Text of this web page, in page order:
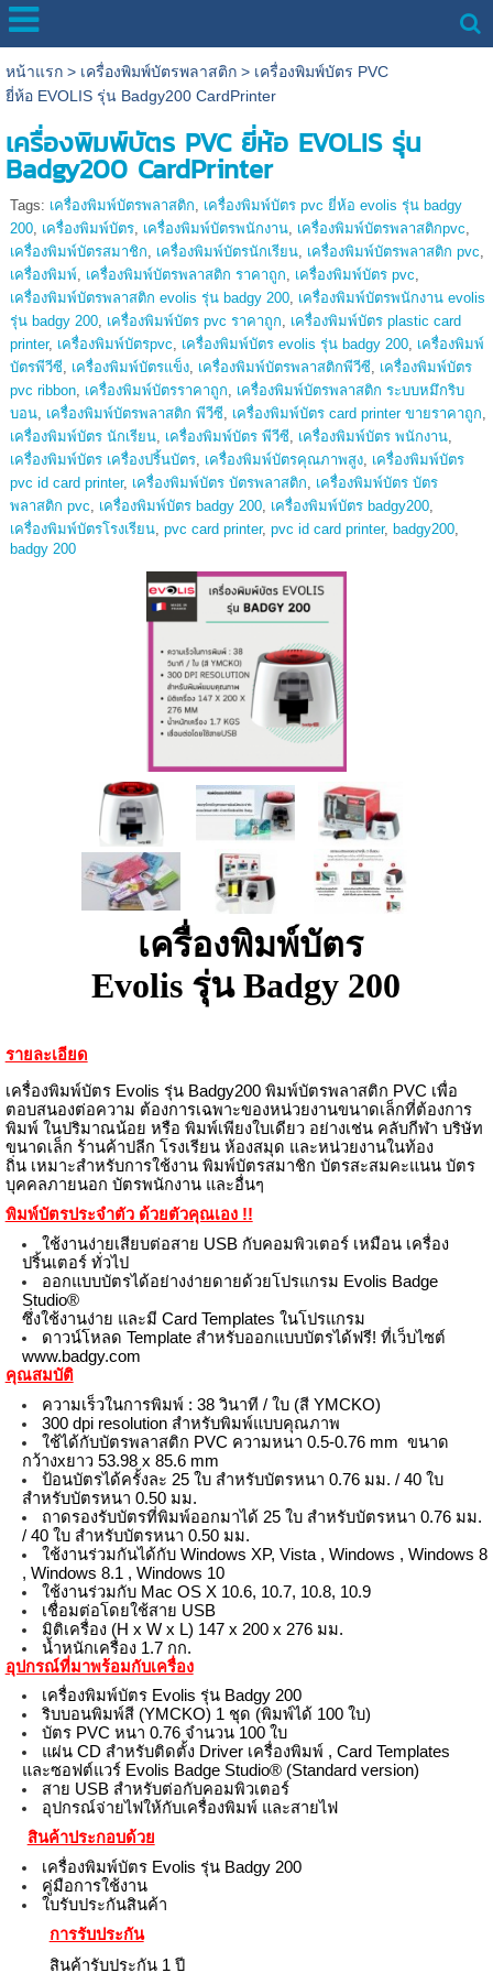
หน้าแรก> เครื่องพิมพ์บัตรพลาสติก> เครื่องพิมพ์บัตร PVC
ยี่ห้อ EVOLIS รุ่น Badgy200 CardPrinter
เครื่องพิมพ์บัตร PVC ยี่ห้อ EVOLIS รุ่น
Badgy200 CardPrinter
Tags: เครื่องพิมพ์บัตรพลาสติก, เครื่องพิมพ์บัตร pvc ยี่ห้อ evolis รุ่น badgy
200, เครื่องพิมพ์บัตร, เครื่องพิมพ์บัตรพนักงาน, เครื่องพิมพ์บัตรพลาสติกpvc,
เครื่องพิมพ์บัตรสมาชิก, เครื่องพิมพ์บัตรนักเรียน, เครื่องพิมพ์บัตรพลาสติก pvc,
เครื่องพิมพ์, เครื่องพิมพ์บัตรพลาสติก ราคาถูก, เครื่องพิมพ์บัตร pvc,
เครื่องพิมพ์บัตรพลาสติก evolis รุ่น badgy 200, เครื่องพิมพ์บัตรพนักงาน evolis
รุ่น badgy 200, เครื่องพิมพ์บัตร pvc ราคาถูก, เครื่องพิมพ์บัตร plastic card
printer, เครื่องพิมพ์บัตรpvc, เครื่องพิมพ์บัตร evolis รุ่น badgy 200, เครื่องพิมพ์
บัตรพีวีซี, เครื่องพิมพ์บัตรแข็ง, เครื่องพิมพ์บัตรพลาสติกพีวีซี, เครื่องพิมพ์บัตร
pvc ribbon, เครื่องพิมพ์บัตรราคาถูก, เครื่องพิมพ์บัตรพลาสติก ระบบหมึกริบ
บอน, เครื่องพิมพ์บัตรพลาสติก พีวีซี, เครื่องพิมพ์บัตร card printer ขายราคาถูก,
เครื่องพิมพ์บัตร นักเรียน, เครื่องพิมพ์บัตร พีวีซี, เครื่องพิมพ์บัตร พนักงาน,
เครื่องพิมพ์บัตร เครื่องปริ้นบัตร, เครื่องพิมพ์บัตรคุณภาพสูง, เครื่องพิมพ์บัตร
pvc id card printer, เครื่องพิมพ์บัตร บัตรพลาสติก, เครื่องพิมพ์บัตร บัตร
พลาสติก pvc, เครื่องพิมพ์บัตร badgy 200, เครื่องพิมพ์บัตร badgy200,
เครื่องพิมพ์บัตรโรงเรียน, pvc card printer, pvc id card printer, badgy200,
badgy 200
เครื่องพิมพ์บัตร
Evolis รุ่น Badgy 200
รายละเอียด
เครื่องพิมพ์บัตร Evolis รุ่น Badgy200 พิมพ์บัตรพลาสติก PVC เพื่อ
ตอบสนองต่อความ ต้องการเฉพาะของหน่วยงานขนาดเล็กที่ต้องการ
พิมพ์ ในปริมาณน้อย หรือ พิมพ์เพียงใบเดียว อย่างเช่น คลับกีฬา บริษัท
ขนาดเล็ก ร้านค้าปลีก โรงเรียน ห้องสมุด และหน่วยงานในท้อง
ถิ่นเหมาะสำหรับการใช้งาน พิมพ์บัตรสมาชิก บัตรสะสมคะแนน บัตร
บุคคลภายนอก บัตรพนักงาน และอื่นๆ
พิมพ์บัตรประจำตัว ด้วยตัวคุณเอง !!
ใช้งานง่ายเสียบต่อสาย USB กับคอมพิวเตอร์ เหมือน เครื่อง
ปริ้นเตอร์ ทั่วไป
ออกแบบบัตรได้อย่างง่ายดายด้วยโปรแกรม Evolis Badge
Studio®
ซึ่งใช้งานง่าย และมี Card Templates ในโปรแกรม
ดาวน์โหลด Template สำหรับออกแบบบัตรได้ฟรี! ที่เว็บไซต์
www.badgy.com
คุณสมบัติ
ความเร็วในการพิมพ์ : 38 วินาที / ใบ (สี YMCKO)
300 dpi resolution สำหรับพิมพ์แบบคุณภาพ
ใช้ได้กับบัตรพลาสติก PVC ความหนา 0.5-0.76 mm ขนาด
กว้างxยาว 53.98 x 85.6 mm
ป้อนบัตรได้ครั้งละ 25 ใบ สำหรับบัตรหนา 0.76 มม. / 40 ใบ
สำหรับบัตรหนา 0.50 มม.
ถาดรองรับบัตรที่พิมพ์ออกมาได้ 25 ใบ สำหรับบัตรหนา 0.76 มม.
/ 40 ใบ สำหรับบัตรหนา 0.50 มม.
ใช้งานร่วมกันได้กับ Windows XP, Vista , Windows , Windows 8
, Windows 8.1 , Windows 10
ใช้งานร่วมกับ Mac OS X 10.6, 10.7, 10.8, 10.9
เชื่อมต่อโดยใช้สาย USB
มิติเครื่อง (H x W x L) 147 x 200 x 276 มม.
น้ำหนักเครื่อง 1.7 กก.
อุปกรณ์ที่มาพร้อมกับเครื่อง
เครื่องพิมพ์บัตร Evolis รุ่น Badgy 200
ริบบอนพิมพ์สี (YMCKO) 1 ชุด (พิมพ์ได้ 100 ใบ)
บัตร PVC หนา 0.76 จำนวน 100 ใบ
แผ่น CD สำหรับติดตั้ง Driver เครื่องพิมพ์ , Card Templates
และซอฟต์แวร์ Evolis Badge Studio® (Standard version)
สาย USB สำหรับต่อกับคอมพิวเตอร์
อุปกรณ์จ่ายไฟให้กับเครื่องพิมพ์ และสายไฟ
สินค้าประกอบด้วย
เครื่องพิมพ์บัตร Evolis รุ่น Badgy 200
คู่มือการใช้งาน
ใบรับประกันสินค้า
การรับประกัน
สินค้ารับประกัน 1 ปี